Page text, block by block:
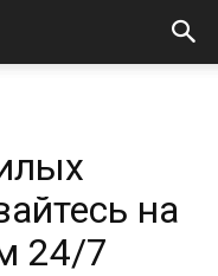
на
24/7